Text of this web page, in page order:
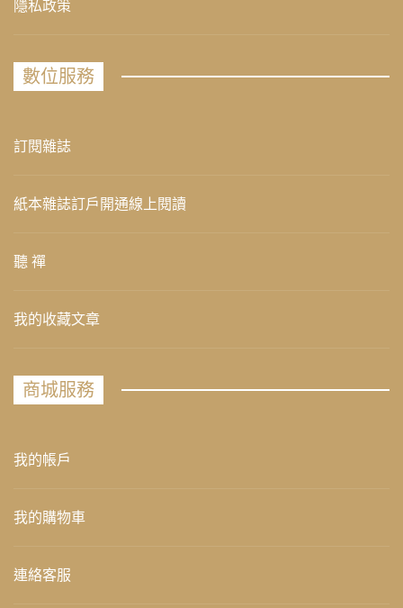
隱私政策
數位服務
訂閱雜誌
紙本雜誌訂戶開通線上閱讀
聽 禪
我的收藏文章
商城服務
我的帳戶
我的購物車
連絡客服